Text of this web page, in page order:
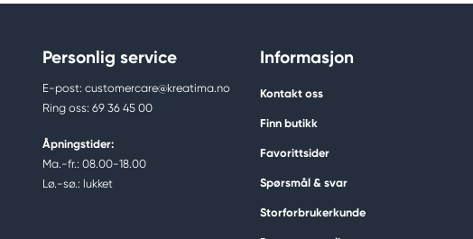
Personlig service
E-post: customercare@kreatima.no
Ring oss: 69 36 45 00
Åpningstider:
Ma.-fr.: 08.00-18.00
Lø.-sø.: lukket
Informasjon
Kontakt oss
Finn butikk
Favorittsider
Spørsmål & svar
Storforbrukerkunde